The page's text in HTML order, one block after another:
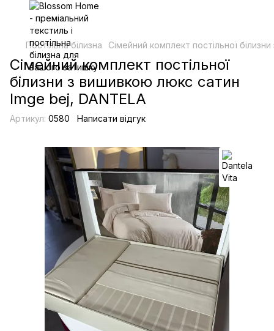
Постільна білизна Сімейний комплект постільної
Сімейний комплект постільної
білизни з вишивкою люкс сатин
Imge bej, DANTELA
Артикул: 0580 Написати відгук